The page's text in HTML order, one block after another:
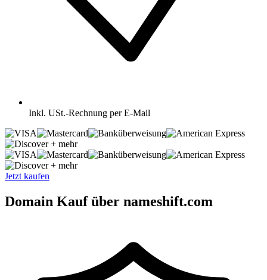
Inkl. USt.-Rechnung per E-Mail
+ mehr
+ mehr
Jetzt kaufen
Domain Kauf über nameshift.com